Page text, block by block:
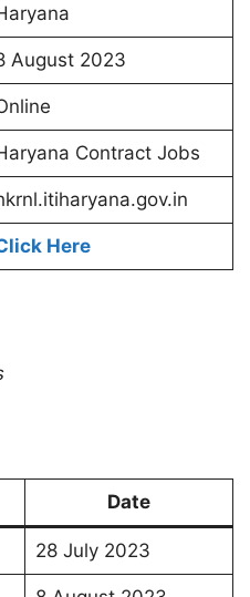
August 2023
Contract Jobs
Here
Date
28 July 2023